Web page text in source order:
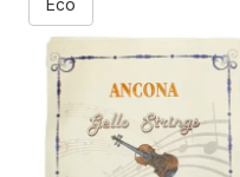
Eco